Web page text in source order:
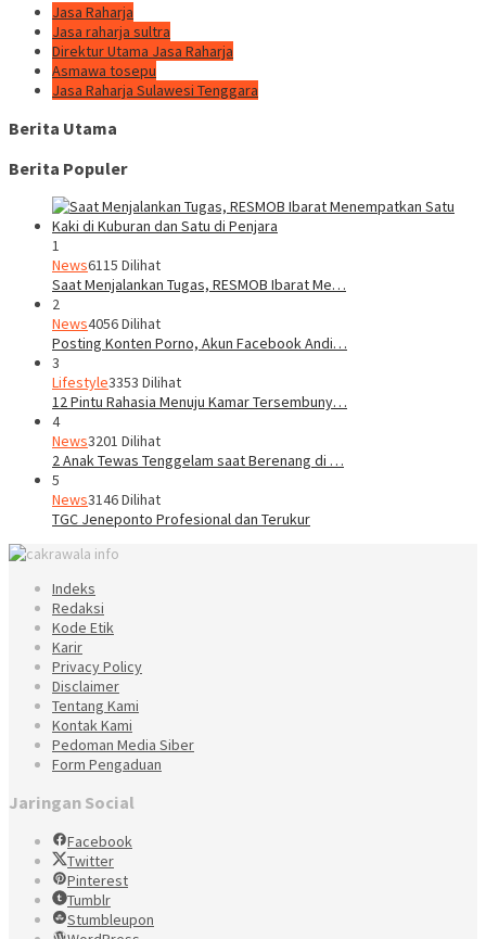
Jasa Raharja
Jasa raharja sultra
Direktur Utama Jasa Raharja
Asmawa tosepu
Jasa Raharja Sulawesi Tenggara
Berita Utama
Berita Populer
1
News6115 Dilihat
Saat Menjalankan Tugas, RESMOB Ibarat Me…
2
News4056 Dilihat
Posting Konten Porno, Akun Facebook Andi…
3
Lifestyle3353 Dilihat
12 Pintu Rahasia Menuju Kamar Tersembuny…
4
News3201 Dilihat
2 Anak Tewas Tenggelam saat Berenang di …
5
News3146 Dilihat
TGC Jeneponto Profesional dan Terukur
Indeks
Redaksi
Kode Etik
Karir
Privacy Policy
Disclaimer
Tentang Kami
Kontak Kami
Pedoman Media Siber
Form Pengaduan
Jaringan Social
Facebook
Twitter
Pinterest
Tumblr
Stumbleupon